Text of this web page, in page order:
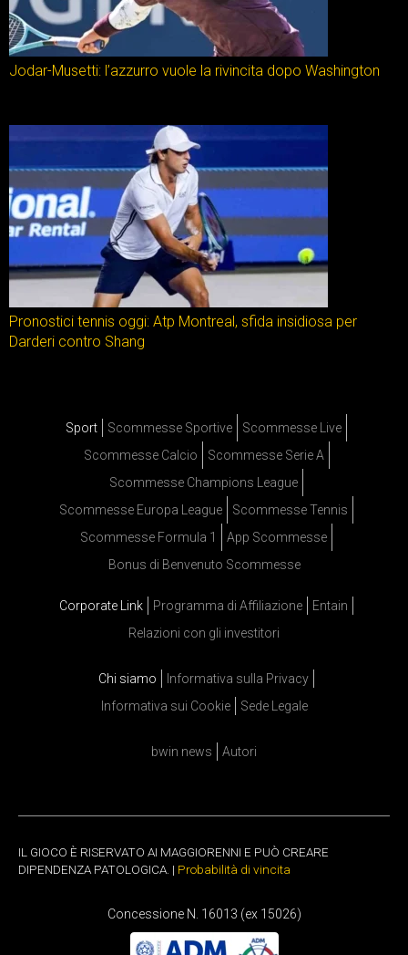
Jodar-Musetti: l’azzurro vuole la rivincita dopo Washington
Pronostici tennis oggi: Atp Montreal, sfida insidiosa per
Darderi contro Shang
Sport Scommesse Sportive
Scommesse Live
Scommesse Calcio
Scommesse Serie A
Scommesse Champions League
Scommesse Europa League
Scommesse Tennis
Scommesse Formula 1
App Scommesse
Bonus di Benvenuto Scommesse
Corporate Link Programma di Affiliazione
Entain
Relazioni con gli investitori
Chi siamo
Informativa sulla Privacy
Informativa sui Cookie
Sede Legale
bwin news Autori
IL GIOCO È RISERVATO AI MAGGIORENNI E PUÒ CREARE
DIPENDENZA PATOLOGICA. | Probabilità di vincita
Concessione N. 16013 (ex 15026)